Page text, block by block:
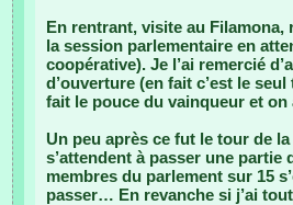
En rentrant, visite au
la session parlementaire en
coopérative). Je l’ai remercié
d’ouverture (en fait c’est le
fait le pouce du vainqueur et
Un peu après ce fut le tour de
s’attendent à passer une partie
membres du parlement sur 15
passer… En revanche si j’ai